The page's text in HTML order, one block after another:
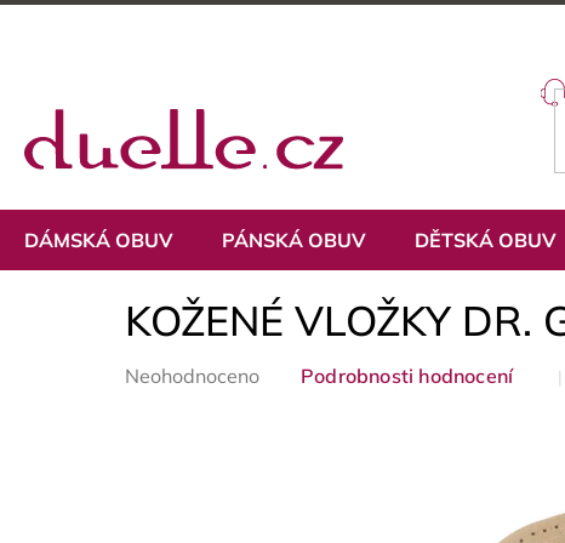
Přejít
DÁMSKÁ OBUV PÁNSKÁ OBUV DĚTSKÁ OBUV
KOŽENÉ VLOŽKY
Průměrné
Neohodnoceno Podrobnosti hodnocení